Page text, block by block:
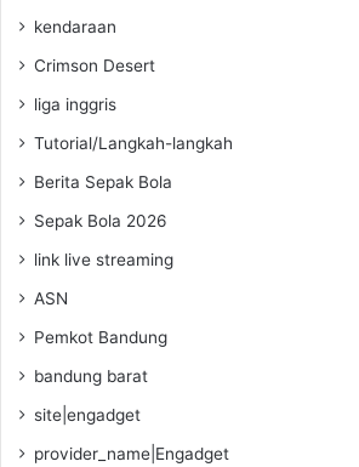
kendaraan
Crimson Desert
liga inggris
Tutorial/Langkah-langkah
Berita Sepak Bola
Sepak Bola 2026
link live streaming
ASN
Pemkot Bandung
bandung barat
site|engadget
provider_name|Engadget